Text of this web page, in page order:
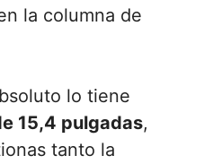
la columna de
lo tiene
15,4 pulgadas,
tanto la